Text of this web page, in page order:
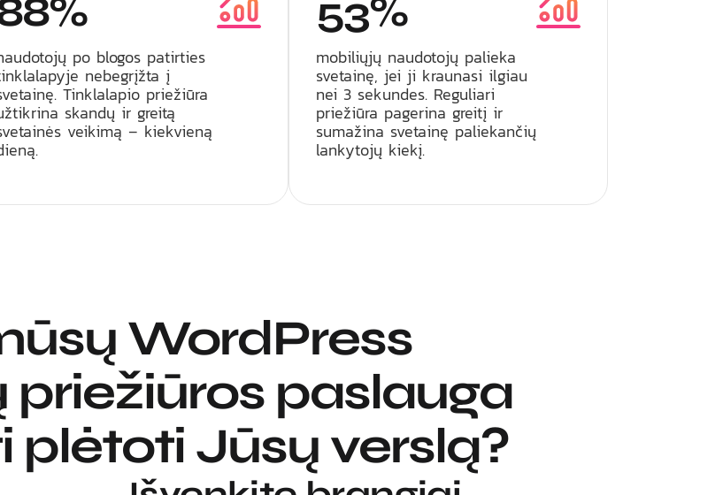
po blogos patirties
nebegrįžta į
Tinklalapio priežiūra
skandų ir greitą
veikimą – kiekvieną
53%
mobiliųjų naudotojų palieka
svetainę, jei ji kraunasi ilgiau
nei 3 sekundes. Reguliari
priežiūra pagerina greitį ir
sumažina svetainę paliekančių
lankytojų kiekį.
WordPress
paslauga
plėtoti Jūsų verslą?